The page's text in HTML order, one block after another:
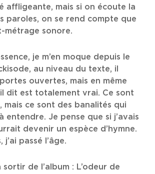
affligeante, mais si on écoute la
paroles, on se rend compte que
métrage sonore.
je m’en moque depuis le
au niveau du texte, il
ouvertes, mais en même
dit est totalement vrai. Ce sont
mais ce sont des banalités qui
entendre. Je pense que si j’avais
devenir un espèce d’hymne.
j’ai passé l’âge.
de l’album : L’odeur de